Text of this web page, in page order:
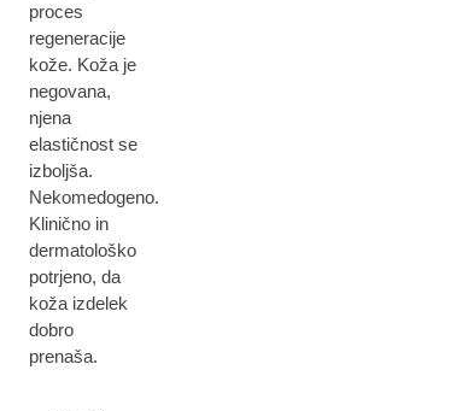
proces
regeneracije
kože. Koža je
negovana,
njena
elastičnost se
izboljša.
Nekomedogeno.
Klinično in
dermatološko
potrjeno, da
koža izdelek
dobro
prenaša.